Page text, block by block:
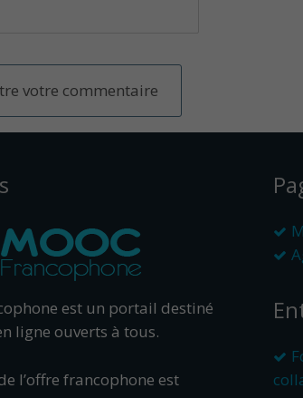
est un portail destiné
ligne ouverts à tous.
l’offre francophone est